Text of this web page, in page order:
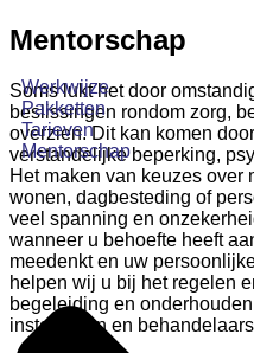
Werkwijze
Pakketten
Tarieven
Mentorschap
Mentorschap
Soms lukt het door
beslissingen rondom zorg,
overzien. Dit kan komen
verstandelijke beperking,
Het maken van keuzes over
wonen, dagbesteding of
veel spanning en
wanneer u behoefte heeft
meedenkt en uw
helpen wij u bij het regelen
begeleiding en
instellingen en